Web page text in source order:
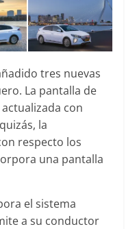
tres nuevas
La pantalla de
con
la
respecto los
una pantalla
el sistema
a su conductor